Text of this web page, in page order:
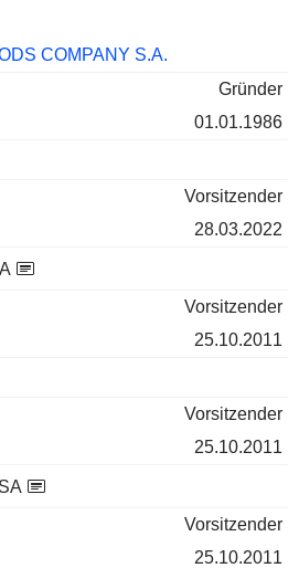
BeginnCOMPANY S.A.
Gründer
01.01.1986
Vorsitzender
28.03.2022
Vorsitzender
25.10.2011
Vorsitzender
25.10.2011
Vorsitzender
25.10.2011